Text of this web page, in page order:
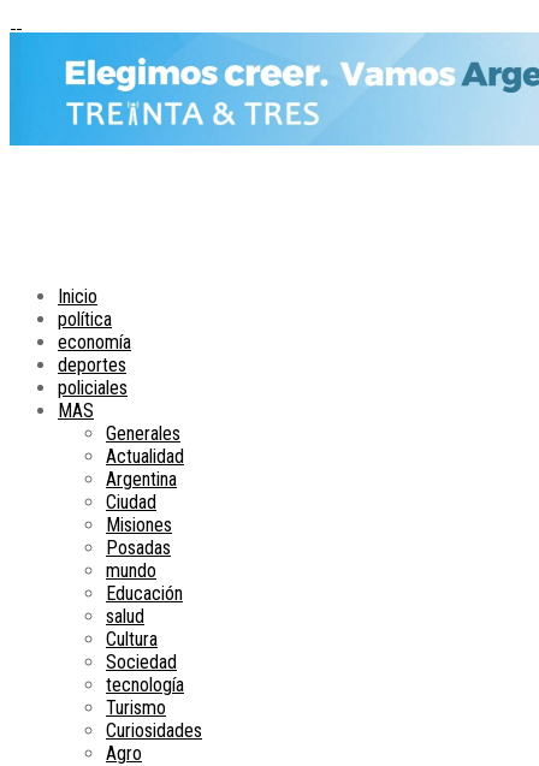
Inicio
política
economía
deportes
policiales
MAS
Generales
Actualidad
Argentina
Ciudad
Misiones
Posadas
mundo
Educación
salud
Cultura
Sociedad
tecnología
Turismo
Curiosidades
Agro